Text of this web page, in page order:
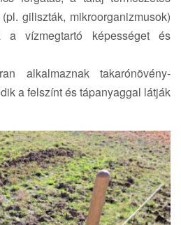
giliszták, mikroorganizmusok)
a vízmegtartó képességet és
alkalmaznak takarónövény-
a felszínt és tápanyaggal látják